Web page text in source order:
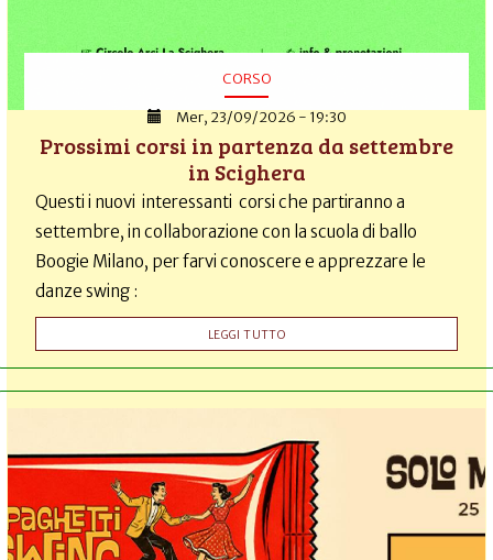
CORSO
Mer, 23/09/2026 - 19:30
Prossimi corsi in partenza da settembre
in Scighera
Questi i nuovi interessanti corsi che partiranno a
settembre, in collaborazione con la scuola di ballo
Boogie Milano, per farvi conoscere e apprezzare le
danze swing :
LEGGI TUTTO